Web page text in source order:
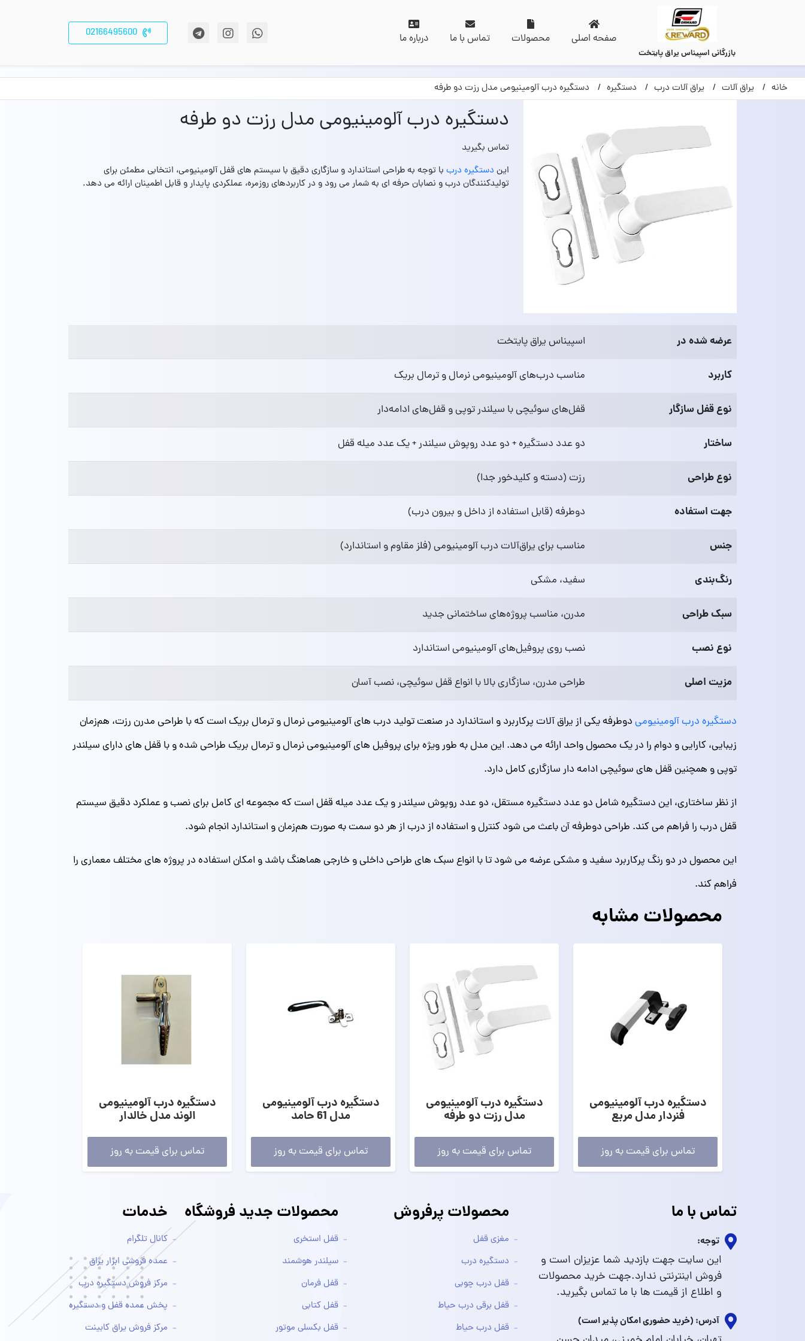
بازرگانی اسپیناس یراق پایتخت
صفحه اصلی محصولات تماس با ما درباره ما 02166495600
خانه یراق آلات یراق آلات درب دستگیره دستگیره درب آلومینیومی مدل رزت دو طرفه
دستگیره درب آلومینیومی مدل رزت دو طرفه
تماس بگیرید
این دستگیره درب با توجه به طراحی استاندارد و سازگاری دقیق با سیستم‌ های قفل آلومینیومی، انتخابی مطمئن برای
تولیدکنندگان درب و نصابان حرفه‌ ای به شمار می‌ رود و در کاربردهای روزمره، عملکردی پایدار و قابل اطمینان ارائه می‌ دهد.
عرضه شده در اسپیناس یراق پایتخت
کاربرد مناسب درب‌های آلومینیومی نرمال و ترمال بریک
نوع قفل سازگار قفل‌های سوئیچی با سیلندر توپی و قفل‌های ادامه‌دار
ساختار دو عدد دستگیره + دو عدد روپوش سیلندر + یک عدد میله قفل
نوع طراحی رزت (دسته و کلیدخور جدا)
جهت استفاده دوطرفه (قابل استفاده از داخل و بیرون درب)
جنس مناسب برای یراق‌آلات درب آلومینیومی (فلز مقاوم و استاندارد)
رنگ‌بندی سفید، مشکی
سبک طراحی مدرن، مناسب پروژه‌های ساختمانی جدید
نوع نصب نصب روی پروفیل‌های آلومینیومی استاندارد
مزیت اصلی طراحی مدرن، سازگاری بالا با انواع قفل سوئیچی، نصب آسان
دستگیره درب آلومینیومیدوطرفه یکی از یراق‌ آلات پرکاربرد و استاندارد در صنعت تولید درب‌ های آلومینیومی نرمال و ترمال بریک است که با طراحی مدرن رزت، هم‌زمان
زیبایی، کارایی و دوام را در یک محصول واحد ارائه می‌ دهد. این مدل به‌ طور ویژه برای پروفیل‌ های آلومینیومی نرمال و ترمال بریک طراحی شده و با قفل‌ های دارای سیلندر
توپی و همچنین قفل‌ های سوئیچی ادامه‌ دار سازگاری کامل دارد.
از نظر ساختاری، این دستگیره شامل دو عدد دستگیره مستقل، دو عدد روپوش سیلندر و یک عدد میله قفل است که مجموعه‌ ای کامل برای نصب و عملکرد دقیق سیستم
قفل درب را فراهم می‌ کند. طراحی دوطرفه آن باعث می‌ شود کنترل و استفاده از درب از هر دو سمت به‌ صورت هم‌زمان و استاندارد انجام شود.
این محصول در دو رنگ پرکاربرد سفید و مشکی عرضه می‌ شود تا با انواع سبک‌ های طراحی داخلی و خارجی هماهنگ باشد و امکان استفاده در پروژه‌ های مختلف معماری را
فراهم کند.
محصولات مشابه
دستگیره درب آلومینیومی
فنردار مدل مربع
تماس برای قیمت به روز
دستگیره درب آلومینیومی
مدل رزت دو طرفه
تماس برای قیمت به روز
دستگیره درب آلومینیومی
مدل 61 حامد
تماس برای قیمت به روز
دستگیره درب آلومینیومی
الوند مدل خالدار
تماس برای قیمت به روز
تماس با ما
توجه:
این سایت جهت بازدید شما عزیزان است و
فروش اینترنتی ندارد.جهت خرید محصولات
و اطلاع از قیمت ها با ما تماس بگیرید.
آدرس: (خرید حضوری امکان پذیر است)
محصولات پرفروش
مغزی قفل
دستگیره درب
قفل درب چوبی
قفل برقی درب حیاط
قفل درب حیاط
محصولات جدید فروشگاه
قفل استخری
سیلندر هوشمند
قفل فرمان
قفل کتابی
قفل بکسلی موتور
خدمات
کانال تلگرام
عمده فروشی ابزار یراق
مرکز فروش دستگیره درب
پخش عمده قفل و دستگیره
مرکز فروش یراق کابینت